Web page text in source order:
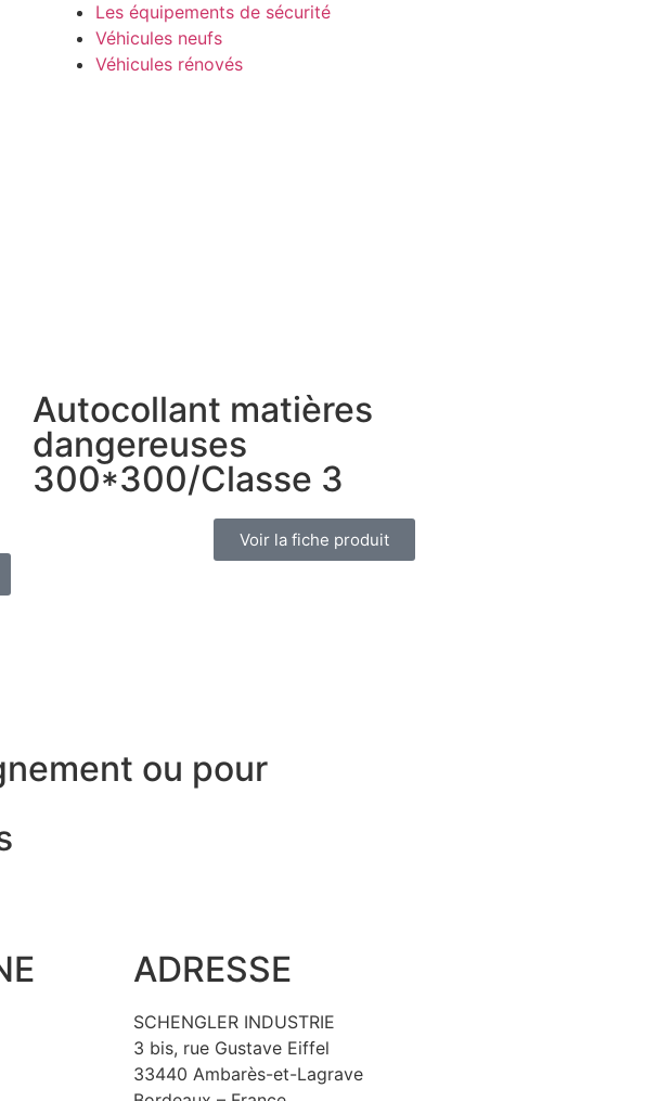
Les équipements de sécurité
Véhicules neufs
Véhicules rénovés
Autocollant matières
dangereuses
300*300/Classe 3
Voir la fiche produit
ou pour
ADRESSE
SCHENGLER INDUSTRIE
3 bis, rue Gustave Eiffel
33440 Ambarès-et-Lagrave